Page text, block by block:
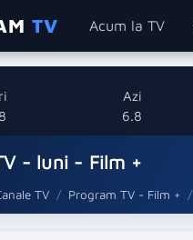
TV Acum la TV
Azi
6.8
- luni - Film +
TV Program TV - Film +